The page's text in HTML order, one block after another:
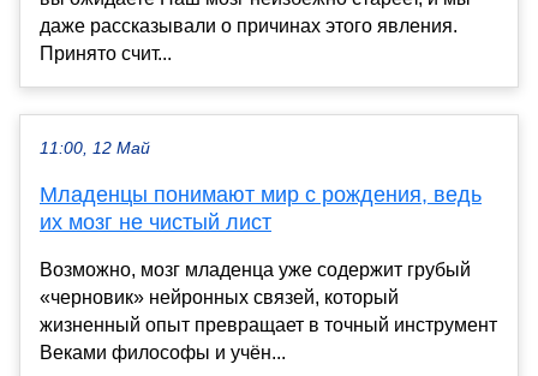
даже рассказывали о причинах этого явления.
Принято счит...
11:00, 12 Май
Младенцы понимают мир с рождения, ведь
их мозг не чистый лист
Возможно, мозг младенца уже содержит грубый
«черновик» нейронных связей, который
жизненный опыт превращает в точный инструмент
Веками философы и учён...